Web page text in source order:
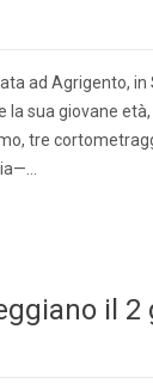
ad Agrigento,
la sua giovane
tre
il